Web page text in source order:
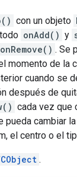
con un objeto
onAdd() y
onRemove() . Se
momento de la
cuando se
después de
cada vez que
pueda cambiar
el centro o el
.